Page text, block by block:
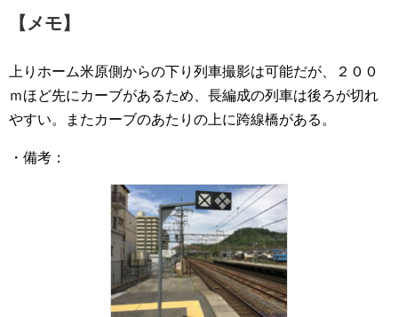
【メモ】
上りホーム米原側からの下り列車撮影は可能だが、２００
ｍほど先にカーブがあるため、長編成の列車は後ろが切れ
やすい。またカーブのあたりの上に跨線橋がある。
・備考：